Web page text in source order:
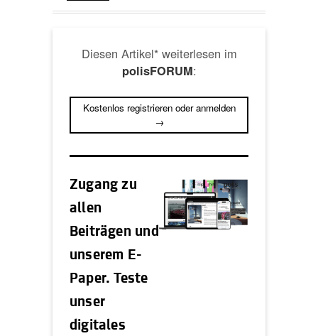
Diesen Artikel* weiterlesen im
polisFORUM:
Kostenlos registrieren oder anmelden
→
Zugang zu
allen
Beiträgen und
unserem E-
Paper. Teste
unser
digitales